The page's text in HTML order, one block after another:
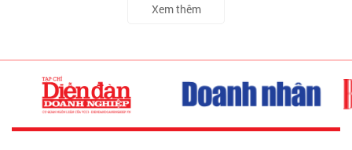
Xem thêm